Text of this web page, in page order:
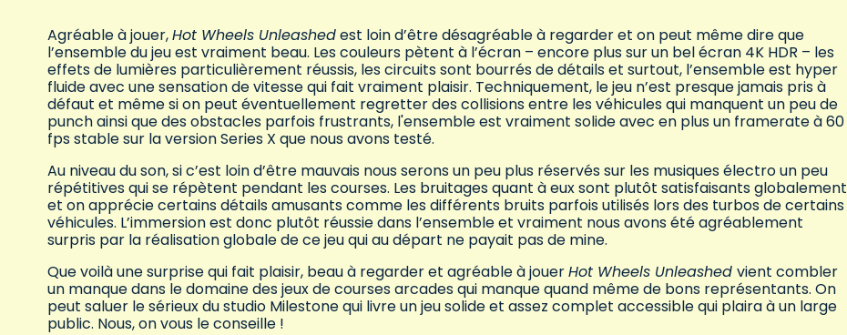
Agréable à jouer,Hot Wheels Unleashedest loin d’être désagréable à regarder et on peut même dire que
l’ensemble du jeu est vraiment beau. Les couleurs pètent à l’écran – encore plus sur un bel écran 4K HDR – les
effets de lumières particulièrement réussis, les circuits sont bourrés de détails et surtout, l’ensemble est hyper
fluide avec une sensation de vitesse qui fait vraiment plaisir. Techniquement, le jeu n’est presque jamais pris à
défaut et même si on peut éventuellement regretter des collisions entre les véhicules qui manquent un peu de
punch ainsi que des obstacles parfois frustrants, l'ensemble est vraiment solide avec en plus un framerate à 60
fps stable sur la version Series X que nous avons testé.
Au niveau du son, si c’est loin d’être mauvais nous serons un peu plus réservés sur les musiques électro un peu
répétitives qui se répètent pendant les courses. Les bruitages quant à eux sont plutôt satisfaisants globalement
et on apprécie certains détails amusants comme les différents bruits parfois utilisés lors des turbos de certains
véhicules. L’immersion est donc plutôt réussie dans l’ensemble et vraiment nous avons été agréablement
surpris par la réalisation globale de ce jeu qui au départ ne payait pas de mine.
Que voilà une surprise qui fait plaisir, beau à regarder et agréable à jouerHot Wheels Unleashed vient combler
un manque dans le domaine des jeux de courses arcades qui manque quand même de bons représentants. On
peut saluer le sérieux du studio Milestone qui livre un jeu solide et assez complet accessible qui plaira à un large
public. Nous, on vous le conseille !